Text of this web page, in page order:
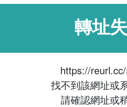
轉址
https://
找不到該網址或
請確認網址或